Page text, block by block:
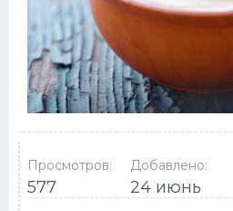
Просмотров:
577
Добавлено:
24 июнь